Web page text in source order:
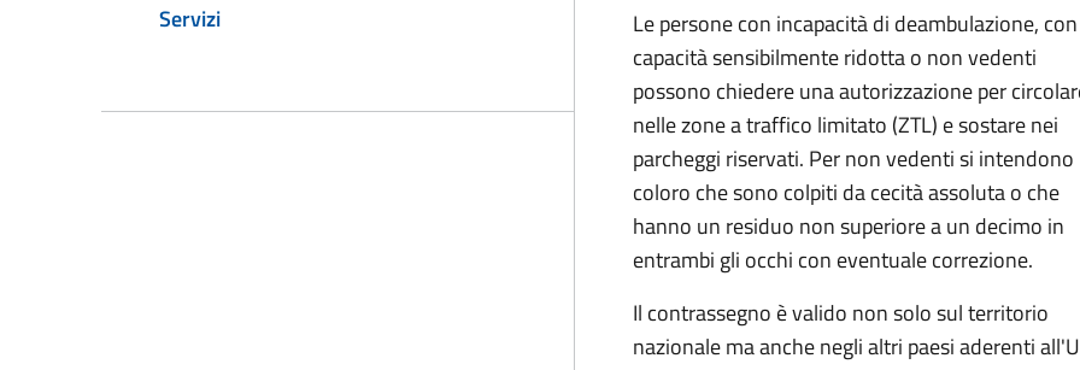
Servizi
Le persone con incapacità di deambulazione, con
capacità sensibilmente ridotta o non vedenti
possono chiedere una autorizzazione per
nelle zone a traffico limitato (ZTL) e sostare nei
parcheggi riservati. Per non vedenti si intendono
coloro che sono colpiti da cecità assoluta o che
hanno un residuo non superiore a un decimo in
entrambi gli occhi con eventuale correzione.
Il contrassegno è valido non solo sul territorio
nazionale ma anche negli altri paesi aderenti